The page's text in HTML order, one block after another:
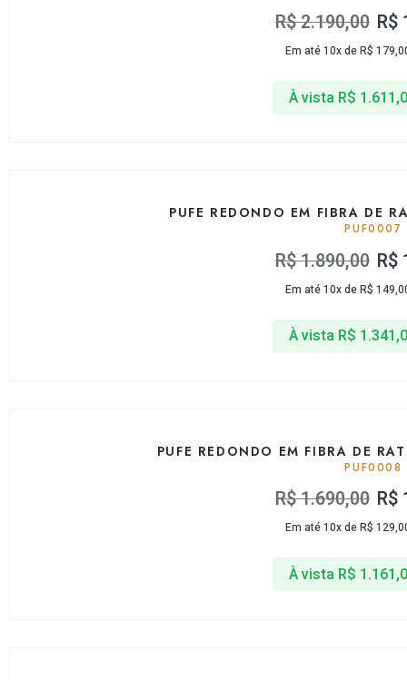
R$2.190,00 R$
Em até 10x deR$
À vista R$
PUFE REDONDO EM FIBRA DE
PUF0007
R$1.890,00 R$
Em até 10x deR$
À vista R$
PUFE REDONDO EM FIBRA DE
PUF0008
R$1.690,00 R$
Em até 10x deR$
À vista R$